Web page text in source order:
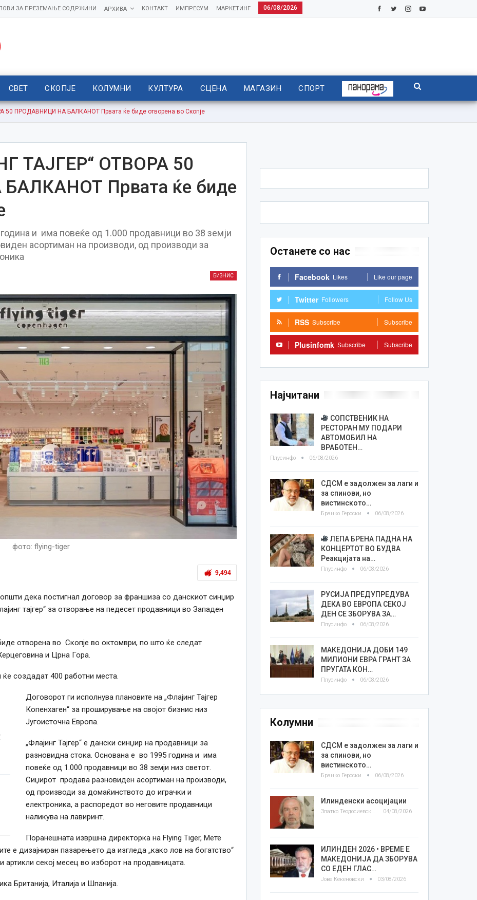
06/08/2026
МАРКЕТИНГ
ИМПРЕСУМ
КОНТАКТ
АРХИВА
ЗА ПРЕЗЕМАЊЕ СОДРЖИНИ
СВЕТ СКОПЈЕ КОЛУМНИ КУЛТУРА СЦЕНА МАГАЗИН СПОРТ
ПРОДАВНИЦИ НА БАЛКАНОТ Првата ќе биде отворена во Скопје
ТАЈГЕР“ ОТВОРА 50
Првата ќе биде
година и има повеќе од 1.000 продавници во 38 земји
асортиман на производи, од производи за
БИЗНИС
фото: flying-tiger
9,494
дека постигнал договор за франшиза со данскиот синџир
тајгер“ за отворање на педесет продавници во Западен
отворена во Скопјe во октомври, по што ќе следат
и Црна Гора.
создадат 400 работни места.
Договорот ги исполнува плановите на „Флајинг Тајгер
Копенхаген“ за проширување на својот бизнис низ
Југоисточна Европа.
„Флајинг Тајгер“ е дански синџир на продавници за
разновидна стока. Основана е во 1995 година и има
повеќе од 1.000 продавници во 38 земји низ светот.
Сиџирот продава разновиден асортиман на производи,
од производи за домаќинството до играчки и
електроника, а распоредот во неговите продавници
наликува на лавиринт.
Поранешната извршна директорка на Flying Tiger, Мете
е дизајниран пазарењето да изгледа „како лов на богатство“
артикли секој месец во изборот на продавницата.
Британија, Италија и Шпанија.
Останете со нас
Facebook Likes Like our page
Twitter Followers Follow Us
RSS Subscribe Subscribe
Plusinfomk Subscribe Subscribe
Најчитани
СОПСТВЕНИК НА
РЕСТОРАН МУ ПОДАРИ
АВТОМОБИЛ НА
ВРАБОТЕН…
Плусинфо 06/08/2026
СДСМ е задолжен за лаги и
за спинови, но
вистинското…
Бранко Героски 06/08/2026
ЛЕПА БРЕНА ПАДНА НА
КОНЦЕРТОТ ВО БУДВА
Реакцијата на…
Плусинфо 06/08/2026
РУСИЈА ПРЕДУПРЕДУВА
ДЕКА ВО ЕВРОПА СЕКОЈ
ДЕН СЕ ЗБОРУВА ЗА…
Плусинфо 06/08/2026
МАКЕДОНИЈА ДОБИ 149
МИЛИОНИ ЕВРА ГРАНТ ЗА
ПРУГАТА КОН…
Плусинфо 06/08/2026
Колумни
СДСМ е задолжен за лаги и
за спинови, но
вистинското…
Бранко Героски 06/08/2026
Илинденски асоцијации
Златко Теодосиевски 04/08/2026
ИЛИНДЕН 2026 • ВРЕМЕ Е
МАКЕДОНИЈА ДА ЗБОРУВА
СО ЕДЕН ГЛАС…
Јове Кекеновски 03/08/2026